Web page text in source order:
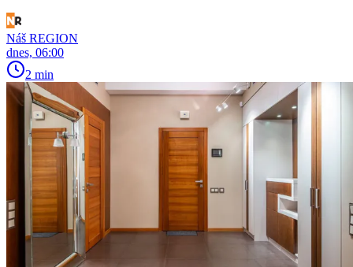
Náš REGION
dnes, 06:00
2 min